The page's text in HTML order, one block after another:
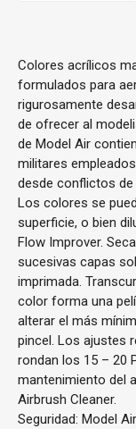
Colores acrílicos
formulados para
rigurosamente
de ofrecer al
de Model Air
militares
desde conflictos de
Los colores se
superficie, o bien
Flow Improver.
sucesivas capas
imprimada.
color forma una
alterar el más
pincel. Los ajustes
rondan los 15 – 20
mantenimiento del
Airbrush Cleaner.
Seguridad: Model